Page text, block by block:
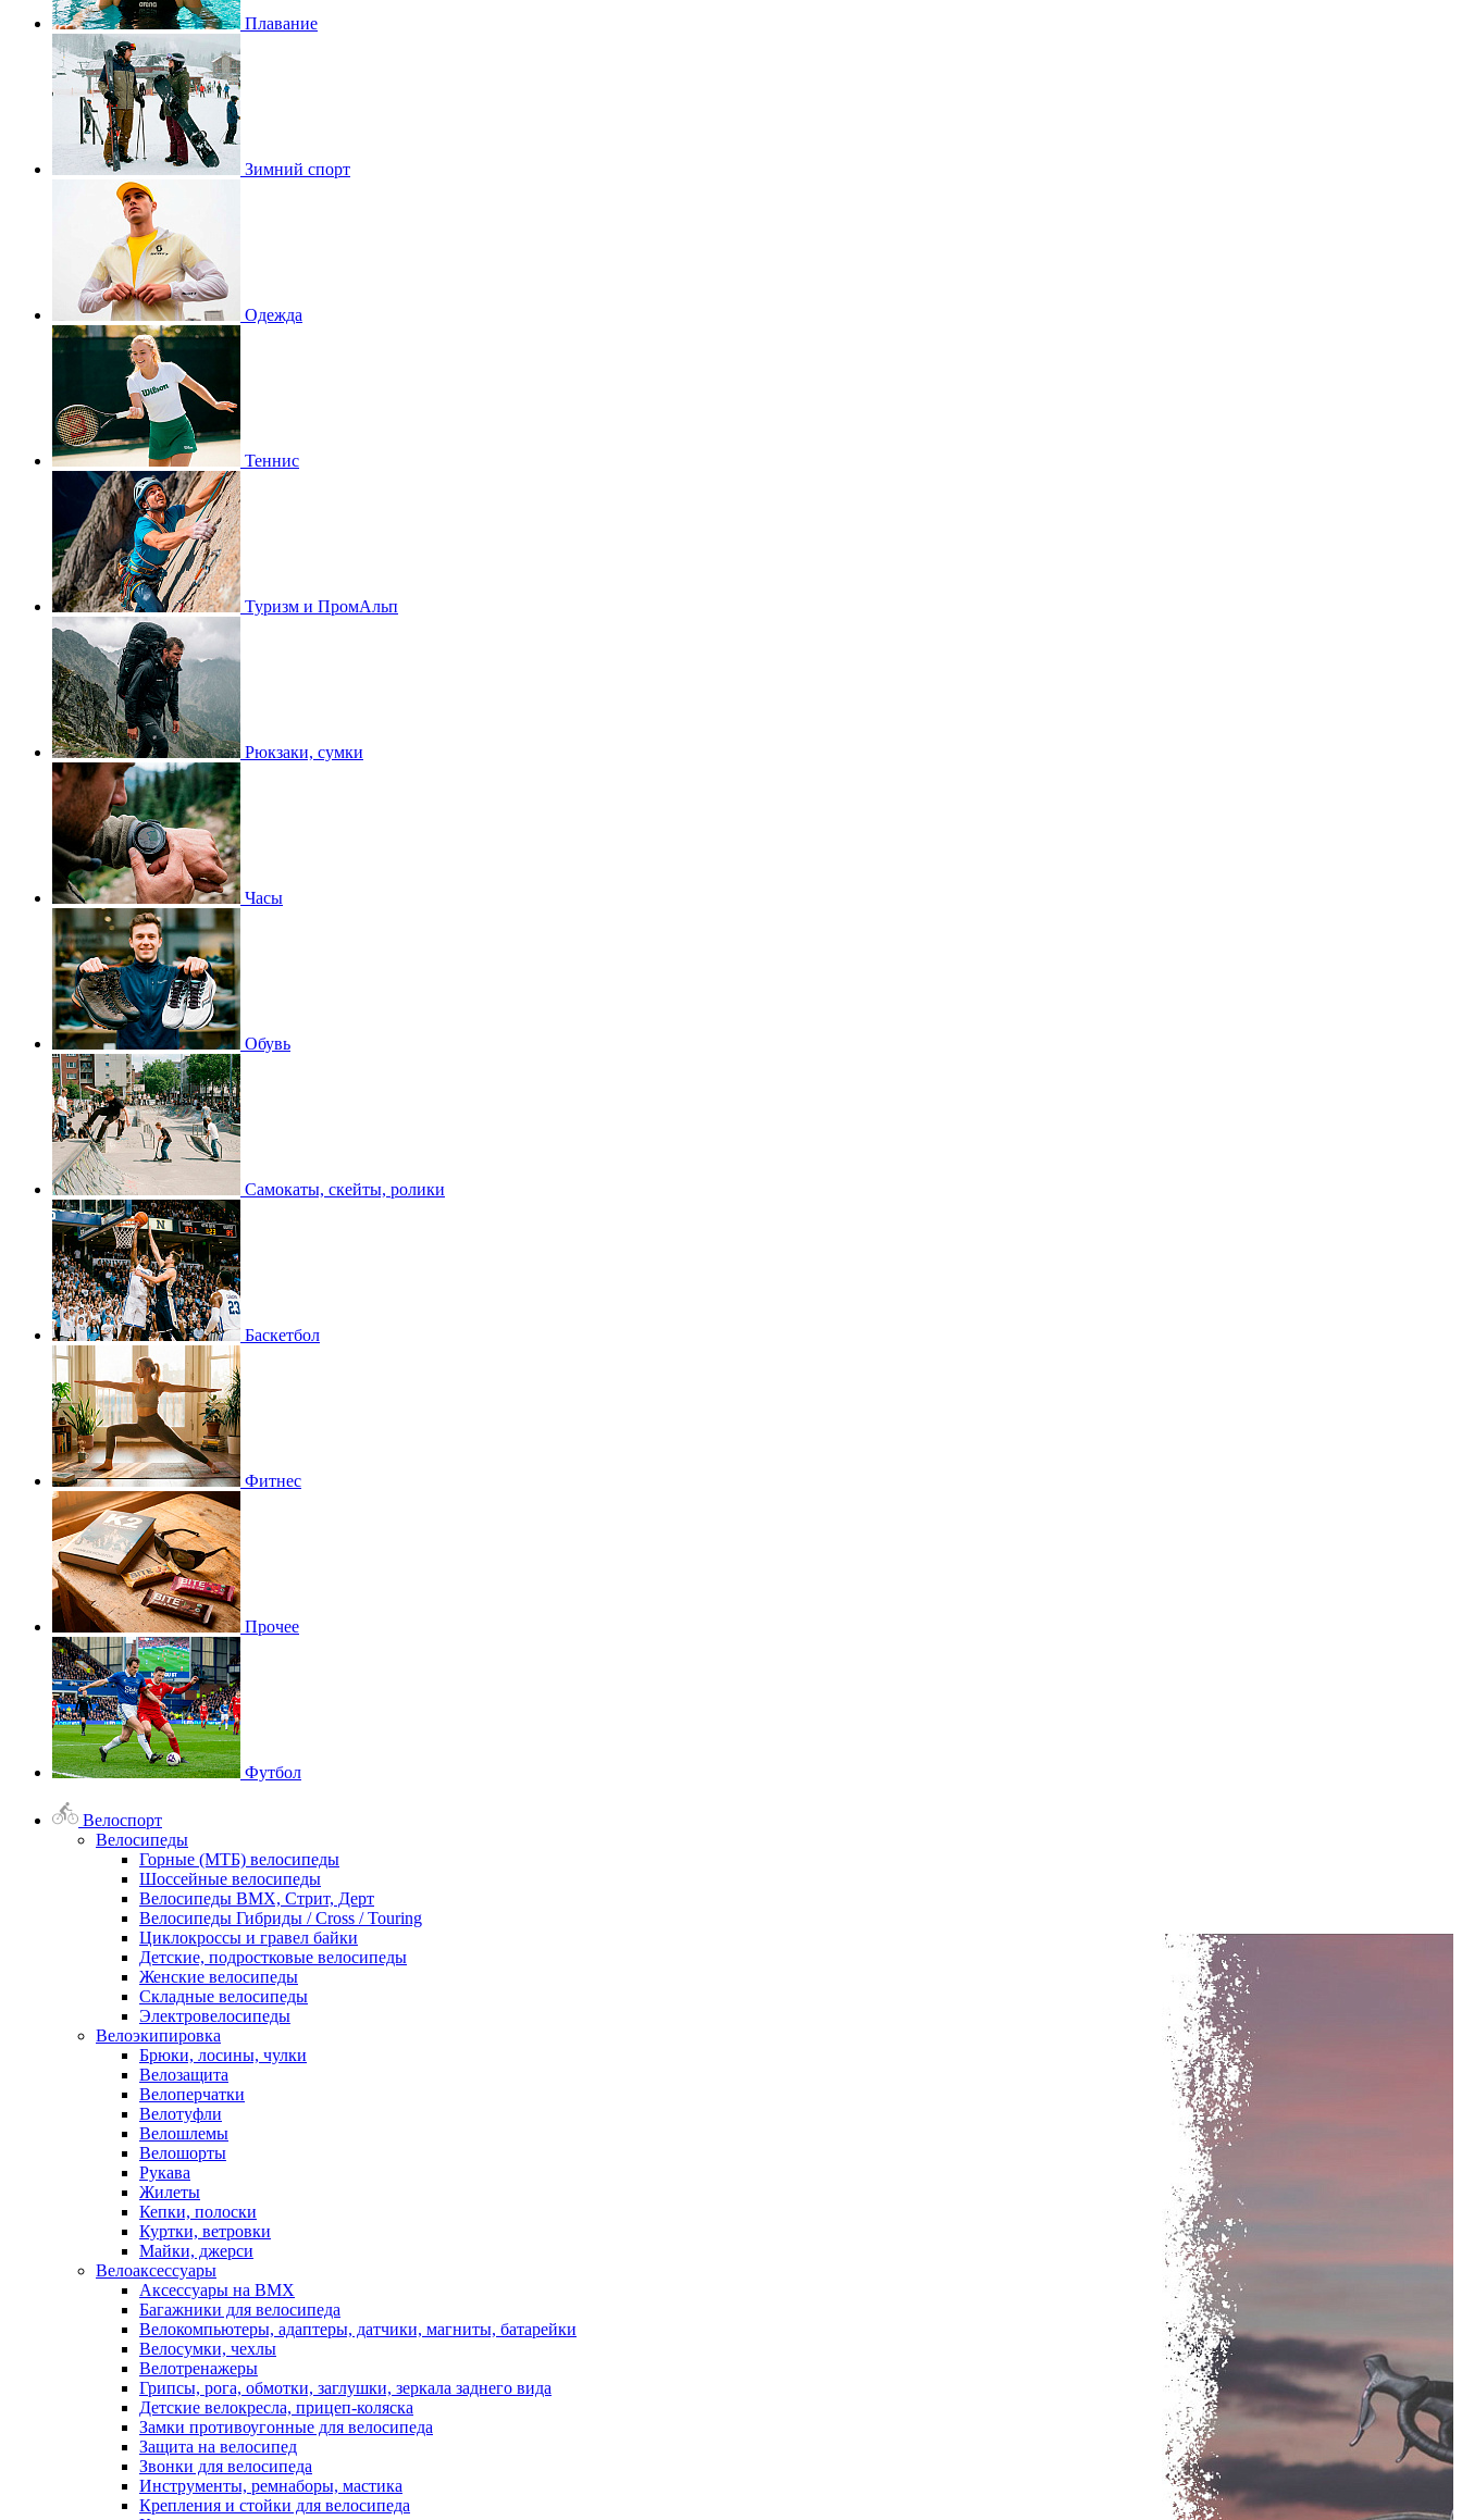
Плавание
Зимний спорт
Одежда
Теннис
Туризм и ПромАльп
Рюкзаки, сумки
Часы
Обувь
Самокаты, скейты, ролики
Баскетбол
Фитнес
Прочее
Футбол
Велоспорт
Велосипеды
Горные (МТБ) велосипеды
Шоссейные велосипеды
Велосипеды BMX, Стрит, Дерт
Велосипеды Гибриды / Cross / Touring
Циклокроссы и гравел байки
Детские, подростковые велосипеды
Женские велосипеды
Складные велосипеды
Электровелосипеды
Велоэкипировка
Брюки, лосины, чулки
Велозащита
Велоперчатки
Велотуфли
Велошлемы
Велошорты
Рукава
Жилеты
Кепки, полоски
Куртки, ветровки
Майки, джерси
Велоаксессуары
Аксессуары на BMX
Багажники для велосипеда
Велокомпьютеры, адаптеры, датчики, магниты, батарейки
Велосумки, чехлы
Велотренажеры
Грипсы, рога, обмотки, заглушки, зеркала заднего вида
Детские велокресла, прицеп-коляска
Замки противоугонные для велосипеда
Защита на велосипед
Звонки для велосипеда
Инструменты, ремнаборы, мастика
Крепления и стойки для велосипеда